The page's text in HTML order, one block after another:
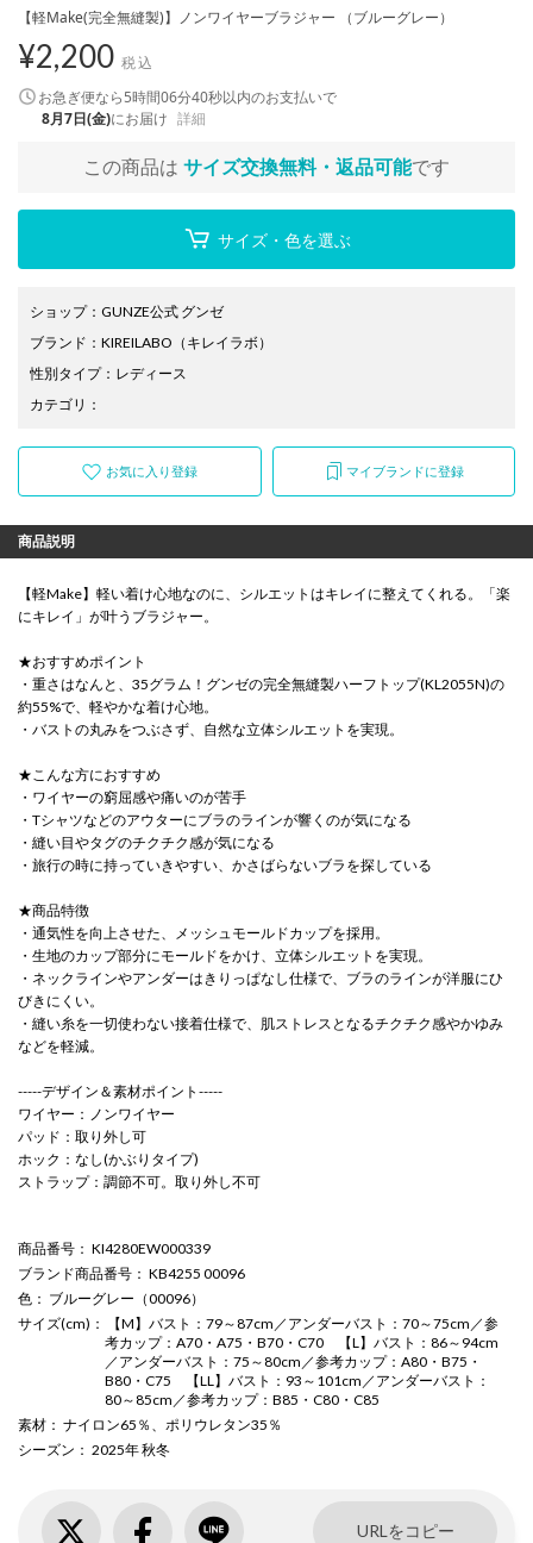
【軽Make(完全無縫製)】ノンワイヤーブラジャー （ブルーグレー）
¥2,200 税込
お急ぎ便なら5時間06分40秒以内のお支払いで
8月7日(金)にお届け 詳細
この商品は サイズ交換無料・返品可能です
サイズ・色を選ぶ
ショップ： GUNZE公式 グンゼ
ブランド ： KIREILABO （キレイラボ）
性別タイプ： レディース
カテゴリ ：
お気に入り登録 マイブランドに登録
商品説明
【軽Make】軽い着け心地なのに、シルエットはキレイに整えてくれる。「楽
にキレイ」が叶うブラジャー。
★おすすめポイント
・重さはなんと、35グラム！グンゼの完全無縫製ハーフトップ(KL2055N)の
約55%で、軽やかな着け心地。
・バストの丸みをつぶさず、自然な立体シルエットを実現。
★こんな方におすすめ
・ワイヤーの窮屈感や痛いのが苦手
・Tシャツなどのアウターにブラのラインが響くのが気になる
・縫い目やタグのチクチク感が気になる
・旅行の時に持っていきやすい、かさばらないブラを探している
★商品特徴
・通気性を向上させた、メッシュモールドカップを採用。
・生地のカップ部分にモールドをかけ、立体シルエットを実現。
・ネックラインやアンダーはきりっぱなし仕様で、ブラのラインが洋服にひ
びきにくい。
・縫い糸を一切使わない接着仕様で、肌ストレスとなるチクチク感やかゆみ
などを軽減。
-----デザイン＆素材ポイント-----
ワイヤー：ノンワイヤー
パッド：取り外し可
ホック：なし(かぶりタイプ)
ストラップ：調節不可。取り外し不可
商品番号 ： KI4280EW000339
ブランド商品番号 ： KB4255 00096
色 ： ブルーグレー（00096）
サイズ(cm) ： 【M】バスト：79～87cm／アンダーバスト：70～75cm／参
考カップ：A70・A75・B70・C70 【L】バスト：86～94cm
／アンダーバスト：75～80cm／参考カップ：A80・B75・
B80・C75 【LL】バスト：93～101cm／アンダーバスト：
80～85cm／参考カップ：B85・C80・C85
素材 ： ナイロン65％、ポリウレタン35％
シーズン ： 2025年 秋冬
URLをコピー